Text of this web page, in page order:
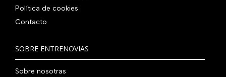
Política de cookies
Contacto
SOBRE ENTRENOVIAS
Sobre nosotras